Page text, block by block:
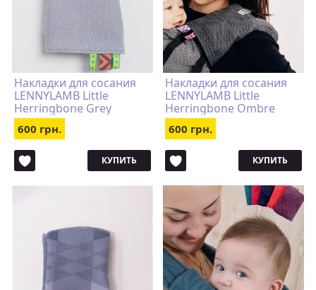
Накладки для сосания
LENNYLAMB Little
Herringbone Grey
600 грн.
КУПИТЬ
Накладки для сосания
LENNYLAMB Little
Herringbone Ombre
Grey
600 грн.
КУПИТЬ